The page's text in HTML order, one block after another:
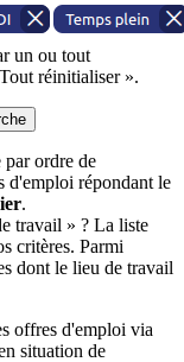
un ou tout
réinitialiser ».
par ordre de
d'emploi répondant le
.
travail » ? La liste
critères. Parmi
dont le lieu de travail
offres d'emploi via
situation de